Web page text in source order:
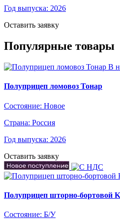
Год выпуска: 2026
Оставить заявку
Популярные товары
В
Полуприцеп ломовоз Тонар
Состояние: Новое
Страна: Россия
Год выпуска: 2026
Оставить заявку
Полуприцеп шторно-бортовой
Состояние: Б/У